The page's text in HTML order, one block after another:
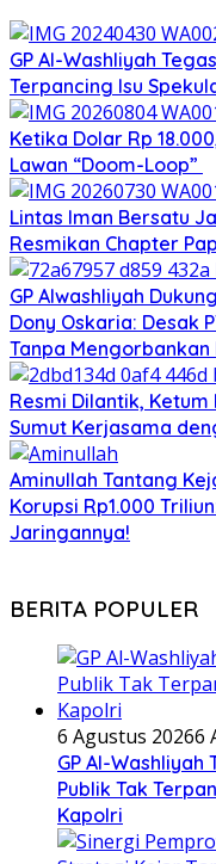
GP Al-Washliyah
Terpancing Isu
Ketika Dolar Rp
Lawan “Doom-Loop”
Lintas Iman Bersatu
Resmikan Chapter
GP Alwashliyah
Dony Oskaria: Desak
Tanpa Mengorbankan
Resmi Dilantik, Ketum
Sumut Kerjasama
Aminullah Tantang
Korupsi Rp1.000
Jaringannya!
BERITA POPULER
6 Agustus 20266
GP Al-Washliyah
Publik Tak
Kapolri